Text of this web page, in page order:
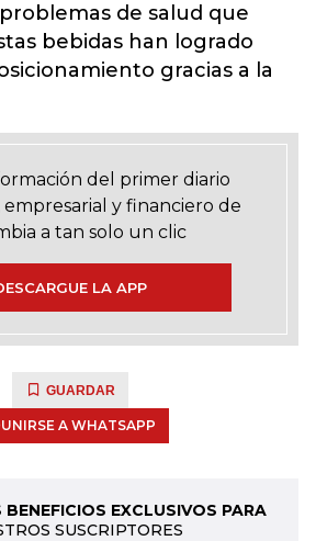
de salud que
bebidas han logrado
gracias a la
del primer diario
y financiero de
a tan solo un clic
LA APP
GUARDAR
UNIRSE A WHATSAPP
EXCLUSIVOS PARA
SUSCRIPTORES